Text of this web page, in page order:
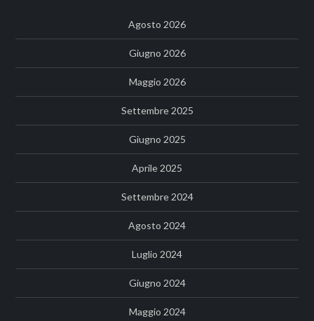
Agosto 2026
Giugno 2026
Maggio 2026
Settembre 2025
Giugno 2025
Aprile 2025
Settembre 2024
Agosto 2024
Luglio 2024
Giugno 2024
Maggio 2024